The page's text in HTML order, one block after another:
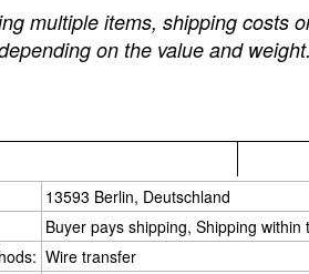
multiple items, shipping costs
on the value and
13593 Berlin, Deutschland
Buyer pays shipping, Shipping
Wire transfer